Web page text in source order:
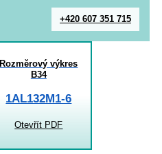
+420 607 351 715
Rozměrový výkres
B34
1AL132M1-6
Otevřít PDF